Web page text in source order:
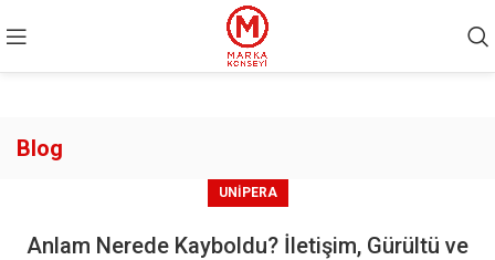
Blog
UNIPERA
Anlam Nerede Kayboldu? İletişim, Gürültü ve